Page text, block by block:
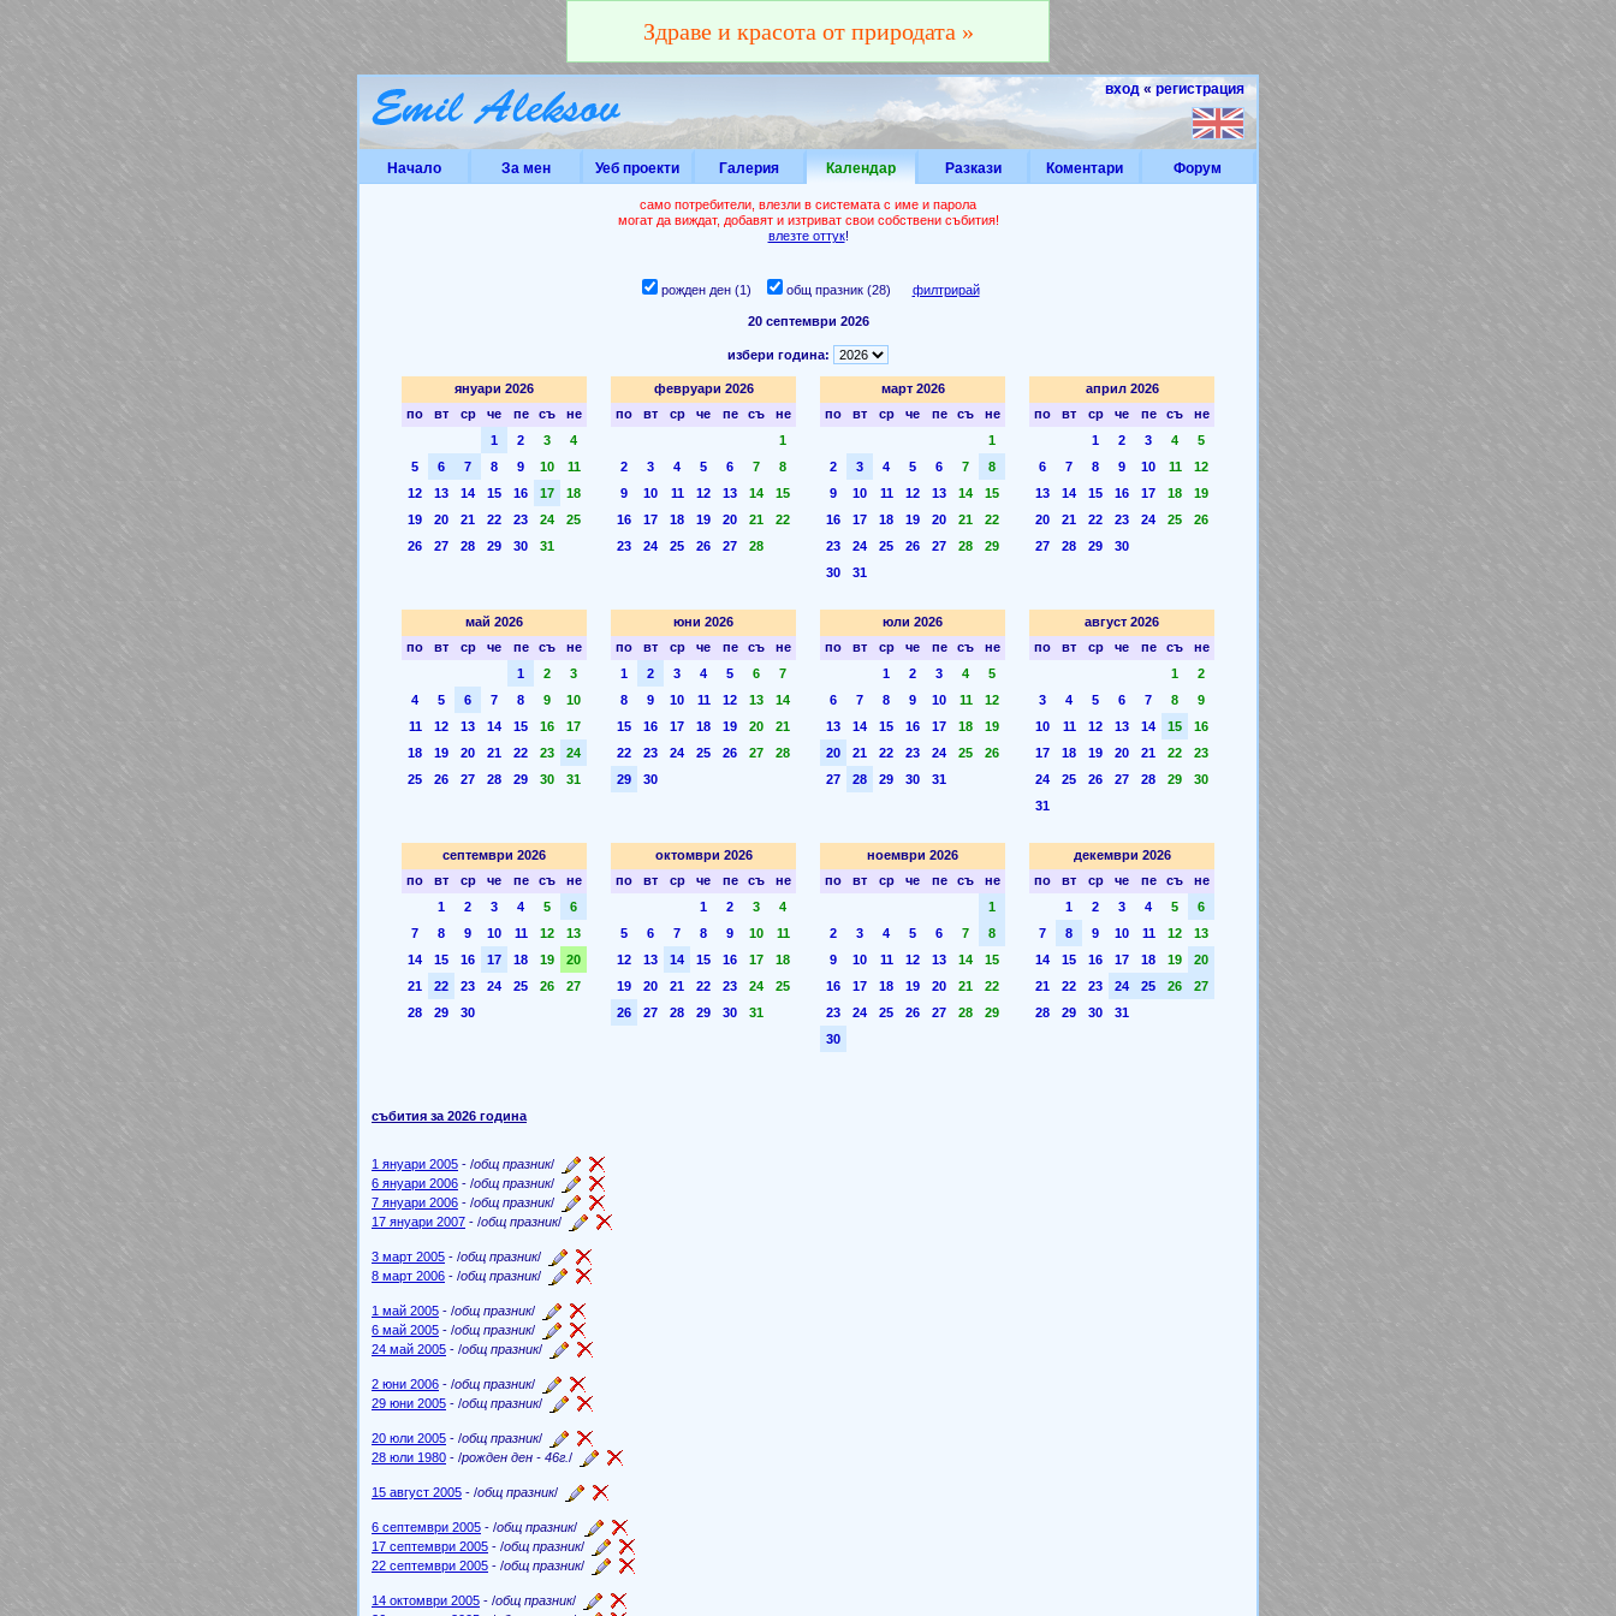
Здраве и красота от природата »
вход « регистрация
Начало За мен Уеб проекти Галерия Календар Разкази Коментари Форум
само потребители, влезли в системата с име и парола
могат да виждат, добавят и изтриват свои собствени събития!
влезте оттук!
рожден ден (1) общ празник (28) филтрирай
20 септември 2026
избери година:
януари 2026
по
вт ср че пе съ
не
1
2 3
4
5
6 7 8 9 10
11
12
13 14 15 16 17
18
19
20 21 22 23 24
25
26
27 28 29 30 31
февруари 2026
по
вт ср че пе съ
не
1
2
3 4 5 6 7
8
9
10 11 12 13 14
15
16
17 18 19 20 21
22
23
24 25 26 27 28
март 2026
по
вт ср че пе съ
не
1
2
3 4 5 6 7
8
9
10 11 12 13 14
15
16
17 18 19 20 21
22
23
24 25 26 27 28
29
30
31
април 2026
по
вт ср че пе съ
не
1
2 3 4
5
6
7 8 9 10 11
12
13
14 15 16 17 18
19
20
21 22 23 24 25
26
27
28 29 30
май 2026
по
вт ср че пе съ
не
1
2
3
4
5 6 7 8 9
10
11
12 13 14 15 16
17
18
19 20 21 22 23
24
25
26 27 28 29 30 31
юни 2026
по
вт ср че пе съ
не
1
2 3 4 5 6
7
8
9 10 11 12 13
14
15
16 17 18 19 20
21
22
23 24 25 26 27
28
29
30
юли 2026
по
вт ср че пе съ
не
1
2 3 4
5
6
7 8 9 10 11
12
13
14 15 16 17 18
19
20
21 22 23 24 25
26
27
28 29 30 31
август 2026
по
вт ср че пе съ
не
1
2
3
4 5 6 7 8
9
10
11 12 13 14 15
16
17
18 19 20 21 22
23
24
25 26 27 28 29
30
31
септември 2026
по
вт ср че пе съ
не
1
2 3 4 5
6
7
8 9 10 11 12
13
14
15 16 17 18 19
20
21
22 23 24 25 26
27
28
29 30
октомври 2026
по
вт ср че пе съ
не
1
2 3
4
5
6 7 8 9 10
11
12
13 14 15 16 17
18
19
20 21 22 23 24
25
26
27 28 29 30 31
ноември 2026
по
вт ср че пе съ
не
1
2
3 4 5 6 7
8
9
10 11 12 13 14
15
16
17 18 19 20 21
22
23
24 25 26 27 28
29
30
декември 2026
по
вт ср че пе съ
не
1
2 3 4 5
6
7
8 9 10 11 12
13
14
15 16 17 18 19
20
21
22 23 24 25 26
27
28
29 30 31
събития за 2026 година
1 януари 2005 - /общ празник/
6 януари 2006 - /общ празник/
7 януари 2006 - /общ празник/
17 януари 2007 - /общ празник/
3 март 2005 - /общ празник/
8 март 2006 - /общ празник/
1 май 2005 - /общ празник/
6 май 2005 - /общ празник/
24 май 2005 - /общ празник/
2 юни 2006 - /общ празник/
29 юни 2005 - /общ празник/
20 юли 2005 - /общ празник/
28 юли 1980 - /рожден ден - 46г./
15 август 2005 - /общ празник/
6 септември 2005 - /общ празник/
17 септември 2005 - /общ празник/
22 септември 2005 - /общ празник/
14 октомври 2005 - /общ празник/